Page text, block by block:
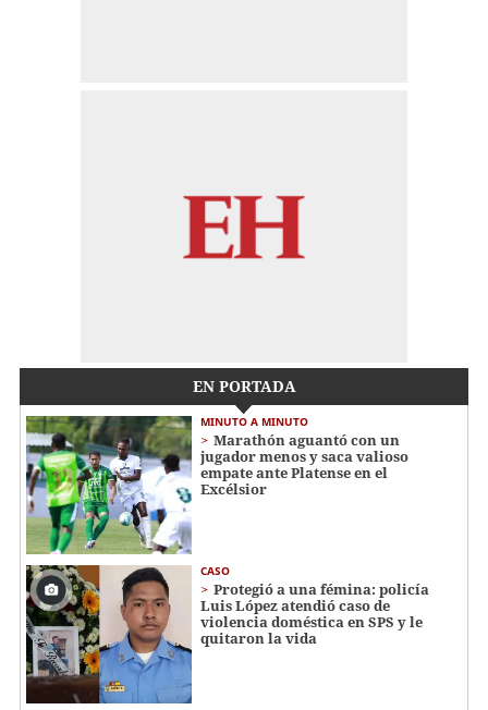
EN PORTADA
MINUTO A MINUTO
Marathón aguantó con un
jugador menos y saca valioso
empate ante Platense en el
Excélsior
CASO
Protegió a una fémina: policía
Luis López atendió caso de
violencia doméstica en SPS y le
quitaron la vida